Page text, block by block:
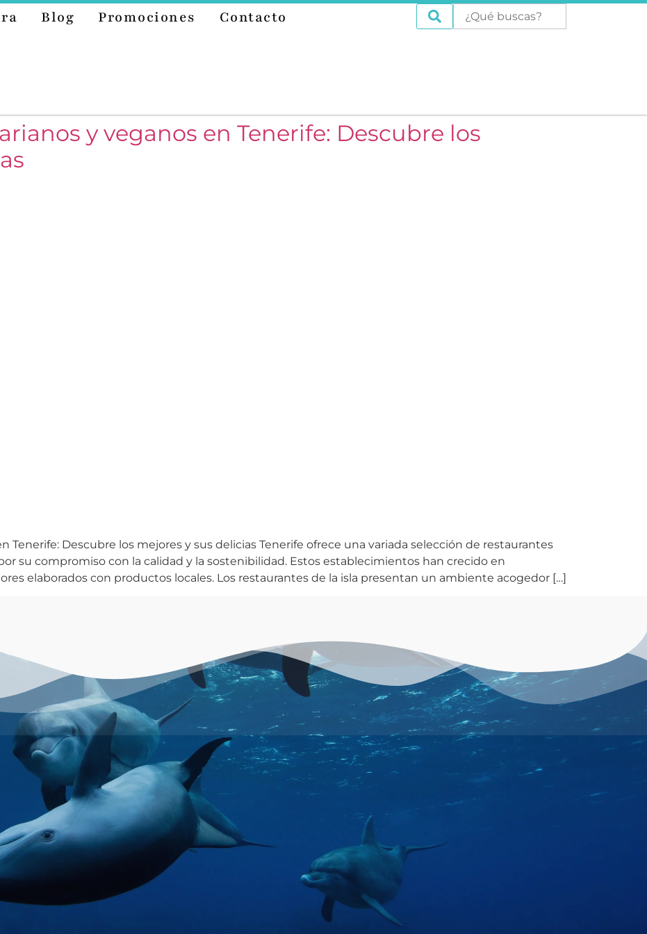
Blog Promociones Contacto
y veganos en Tenerife: Descubre los
Tenerife: Descubre los mejores y sus delicias Tenerife ofrece una variada selección de restaurantes
su compromiso con la calidad y la sostenibilidad. Estos establecimientos han crecido en
elaborados con productos locales. Los restaurantes de la isla presentan un ambiente acogedor […]